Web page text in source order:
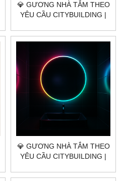
💎 GƯƠNG NHÀ TẮM THEO
YÊU CẦU CITYBUILDING |
GIÁ GƯƠNG NHÀ TẮM XÃ
💎 GƯƠNG NHÀ TẮM THEO
YÊU CẦU CITYBUILDING |
GIÁ GƯƠNG NHÀ TẮM XÃ